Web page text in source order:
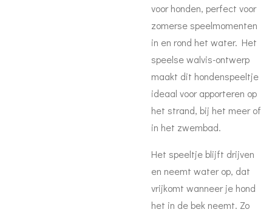
voor honden, perfect voor
zomerse speelmomenten
in en rond het water. Het
speelse walvis-ontwerp
maakt dit hondenspeeltje
ideaal voor apporteren op
het strand, bij het meer of
in het zwembad.
Het speeltje blijft drijven
en neemt water op, dat
vrijkomt wanneer je hond
het in de bek neemt. Zo